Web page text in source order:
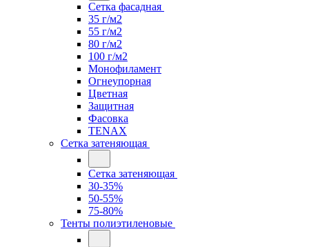
Сетка фасадная
35 г/м2
55 г/м2
80 г/м2
100 г/м2
Монофиламент
Огнеупорная
Цветная
Защитная
Фасовка
TENAX
Сетка затеняющая
Сетка затеняющая
30-35%
50-55%
75-80%
Тенты полиэтиленовые